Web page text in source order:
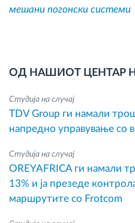
мешани погонски системи
ОД НАШИОТ ЦЕНТАР
Студија на случај
TDV Group ги намали
напредно управување со
Студија на случај
OREYAFRICA ги намали
13% и ја презеде
маршрутите со Frotcom